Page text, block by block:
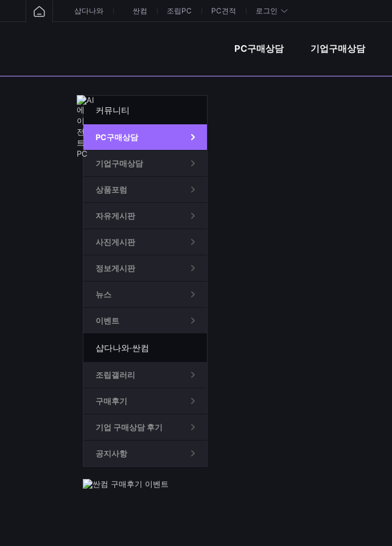
샵다나와 싼컴 조립PC PC견적 로그인
PC구매상담 기업구매상담
커뮤니티
PC구매상담
기업구매상담
상품포럼
자유게시판
사진게시판
정보게시판
뉴스
이벤트
샵다나와·싼컴
조립갤러리
구매후기
기업 구매상담 후기
공지사항